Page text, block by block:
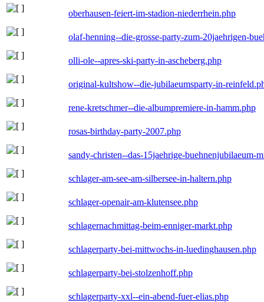
oberhausen-feiert-im-stadion-niederrhein.php
olaf-henning--die-grosse-party-zum-20jaehrigen-
olli-ole--apres-ski-party-in-ascheberg.php
original-kultshow--die-jubilaeumsparty-in-
rene-kretschmer--die-albumpremiere-in-hamm.php
rosas-birthday-party-2007.php
sandy-christen--das-15jaehrige-buehnenjubilaeum-
schlager-am-see-am-silbersee-in-haltern.php
schlager-openair-am-klutensee.php
schlagernachmittag-beim-enniger-markt.php
schlagerparty-bei-mittwochs-in-luedinghausen.php
schlagerparty-bei-stolzenhoff.php
schlagerparty-xxl--ein-abend-fuer-elias.php